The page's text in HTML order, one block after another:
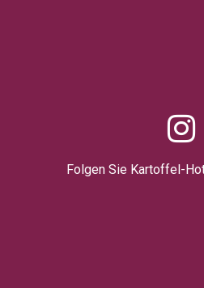
Folgen Sie Kartoffel-